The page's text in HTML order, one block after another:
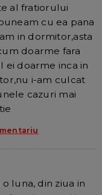
al fratiorului
cu ea pana
in dormitor,asta
doarme fara
doarme inca in
i-am culcat
cazuri mai
luna, din ziua in